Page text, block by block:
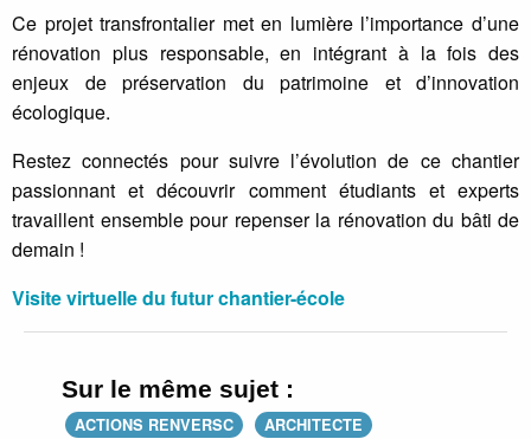
Ce projet transfrontalier met en lumière l’importance d’une
rénovation plus responsable, en intégrant à la fois des
enjeux de préservation du patrimoine et d’innovation
écologique.
Restez connectés pour suivre l’évolution de ce chantier
passionnant et découvrir comment étudiants et experts
travaillent ensemble pour repenser la rénovation du bâti de
demain !
Visite virtuelle du futur chantier-école
Sur le même sujet :
ACTIONS RENVERSC
ARCHITECTE